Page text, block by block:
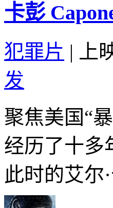
卡彭
犯罪片 | 上
发
聚焦美国“
经历了十多
此时的艾尔